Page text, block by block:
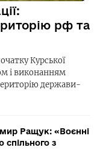
рф та
Курської
і виконанням
держави-
Ращук: «Воєнні
спільного з